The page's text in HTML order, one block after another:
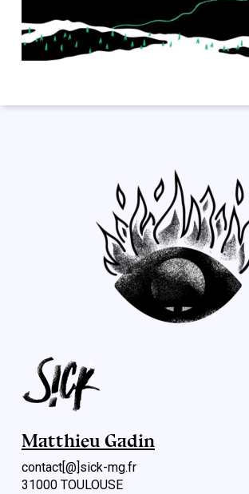
Matthieu Gadin
contact[@]sick-mg.fr
31000 TOULOUSE